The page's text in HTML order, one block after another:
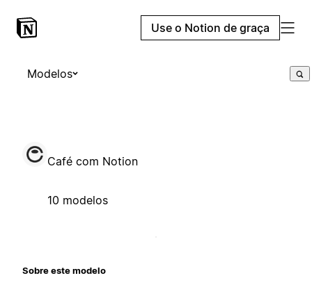
Use o Notion de graça
Modelos
Café com Notion
10 modelos
Sobre este modelo